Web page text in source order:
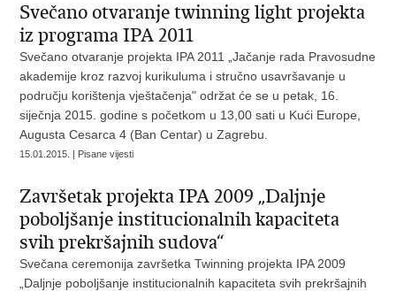
Svečano otvaranje twinning light projekta
iz programa IPA 2011
Svečano otvaranje projekta IPA 2011 „Jačanje rada Pravosudne
akademije kroz razvoj kurikuluma i stručno usavršavanje u
području korištenja vještačenja" održat će se u petak, 16.
siječnja 2015. godine s početkom u 13,00 sati u Kući Europe,
Augusta Cesarca 4 (Ban Centar) u Zagrebu.
15.01.2015. | Pisane vijesti
Završetak projekta IPA 2009 „Daljnje
poboljšanje institucionalnih kapaciteta
svih prekršajnih sudova“
Svečana ceremonija završetka Twinning projekta IPA 2009
„Daljnje poboljšanje institucionalnih kapaciteta svih prekršajnih